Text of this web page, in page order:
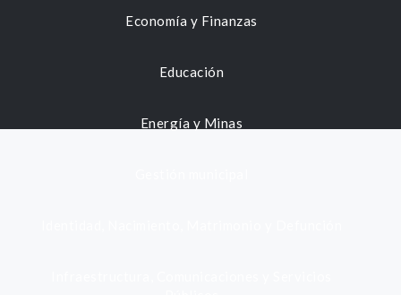
Economía y Finanzas
Educación
Energía y Minas